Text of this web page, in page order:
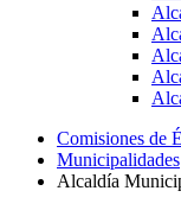
Comisiones de
Municipalidades
Alcaldía